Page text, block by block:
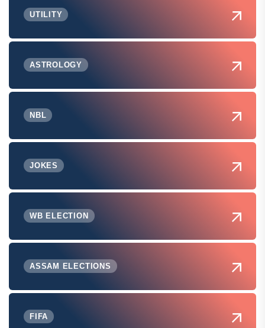
UTILITY
ASTROLOGY
NBL
JOKES
WB ELECTION
ASSAM ELECTIONS
FIFA